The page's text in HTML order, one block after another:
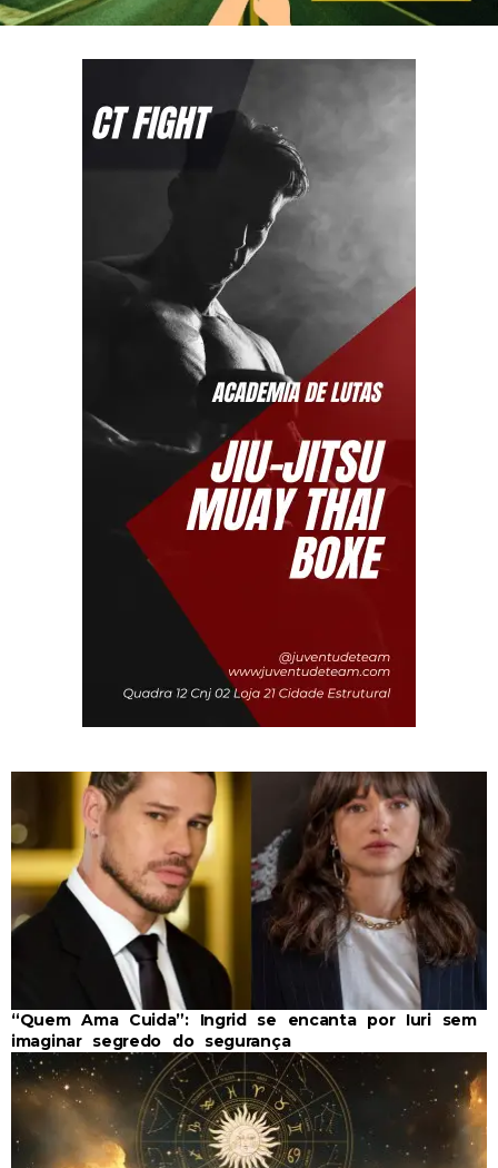
“Quem Ama Cuida”: Ingrid se encanta por Iuri sem
imaginar segredo do segurança